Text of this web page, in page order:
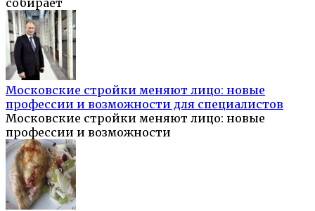
Московские стройки меняют лицо: новые
профессии и возможности для специалистов
Московские стройки меняют лицо: новые
профессии и возможности